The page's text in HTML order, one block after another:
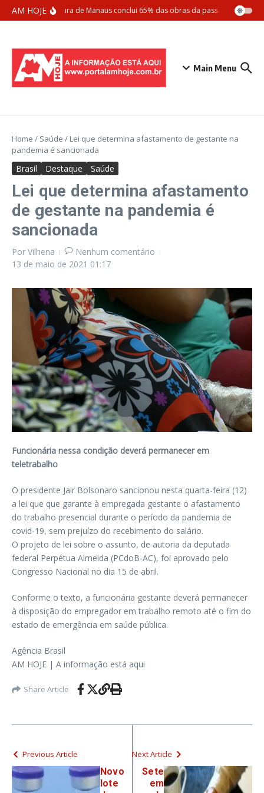
Ir para o conteúdo
AM HOJEPrefeitura de Manaus conclui 65% das obras da passarela Santos
Main Menu
Home / Saúde / Lei que determina afastamento de gestante na
pandemia é sancionada
Brasil Destaque Saúde
Lei que determina afastamento
de gestante na pandemia é
sancionada
Por Vilhena
Nenhum comentário
13 de maio de 2021 01:17
Funcionária nessa condição deverá permanecer em
teletrabalho
O presidente Jair Bolsonaro sancionou nesta quarta-feira (12)
a lei que que garante à empregada gestante o afastamento
do trabalho presencial durante o período da pandemia de
covid-19, sem prejuízo do recebimento do salário.
O projeto de lei sobre o assunto, de autoria da deputada
federal Perpétua Almeida (PCdoB-AC), foi aprovado pelo
Congresso Nacional no dia 15 de abril.
Conforme o texto, a funcionária gestante deverá permanecer
à disposição do empregador em trabalho remoto até o fim do
estado de emergência em saúde pública.
Agência Brasil
AM HOJE | A informação está aqui
Share Article
Previous Article
Novo
lote
Next Article
Sete
em